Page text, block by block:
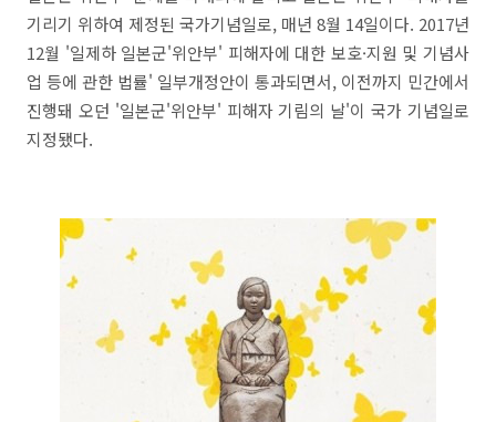
기리기 위하여 제정된 국가기념일로, 매년 8월 14일이다. 2017년
12월 '일제하 일본군'위안부' 피해자에 대한 보호·지원 및 기념사
업 등에 관한 법률' 일부개정안이 통과되면서, 이전까지 민간에서
진행돼 오던 '일본군'위안부' 피해자 기림의 날'이 국가 기념일로
지정됐다.